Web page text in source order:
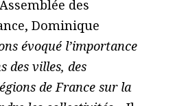
des
Dominique
évoqué l’importance
des villes, des
de France sur la